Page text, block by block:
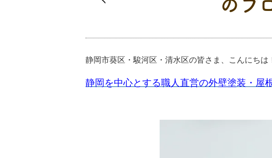
のプ
静岡市葵区・駿河区・清水区の皆さま、こんにちは
静岡を中心とする職人直営の外壁塗装・屋